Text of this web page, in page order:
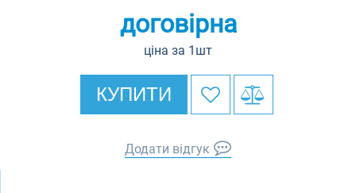
договірна
ціна за 1шт
КУПИТИ
Додати відгук